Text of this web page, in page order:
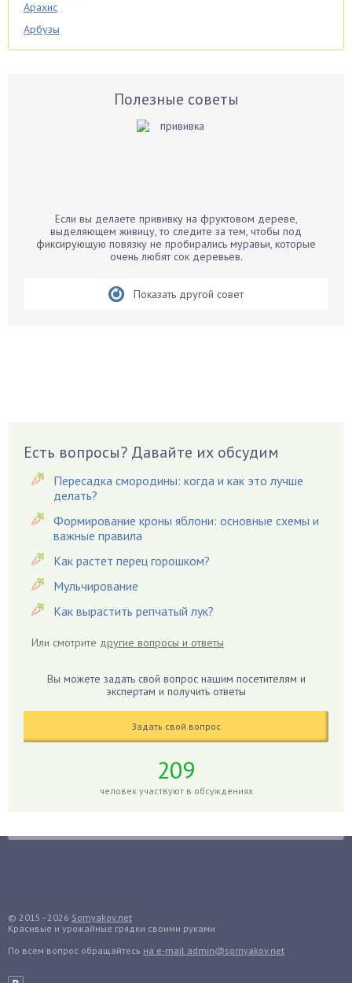
Арахис
Арбузы
Аспарагус
Бархатцы
Бегония
Вешенки
Виноград
Вредители
Гардения
Гацания
Гвоздики
Георгины
Гиацинт
Гладиолусы
Гранат
Грядки
Гуава
Полезные советы
Если вы делаете прививку на фруктовом дереве,
выделяющем живицу, то следите за тем, чтобы под
фиксирующую повязку не пробирались муравьи, которые
очень любят сок деревьев.
Показать другой совет
Есть вопросы? Давайте их обсудим
Пересадка смородины: когда и как это лучше
делать?
Формирование кроны яблони: основные схемы и
важные правила
Как растет перец горошком?
Мульчирование
Как вырастить репчатый лук?
Или смотрите другие вопросы и ответы
Вы можете задать свой вопрос нашим посетителям и
экспертам и получить ответы
Задать свой вопрос
209
человек участвуют в обсуждениях
© 2015–2026 Sornyakov.net
Красивые и урожайные грядки своими руками
По всем вопрос обращайтесь на e-mail admin@sornyakov.net